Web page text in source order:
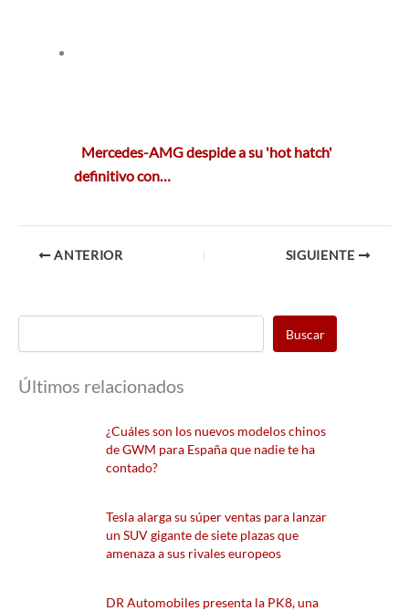
Mercedes-AMG despide a su 'hot hatch'
definitivo con…
ANTERIOR SIGUIENTE
Buscar
Últimos relacionados
¿Cuáles son los nuevos modelos chinos
de GWM para España que nadie te ha
contado?
Tesla alarga su súper ventas para lanzar
un SUV gigante de siete plazas que
amenaza a sus rivales europeos
DR Automobiles presenta la PK8, una